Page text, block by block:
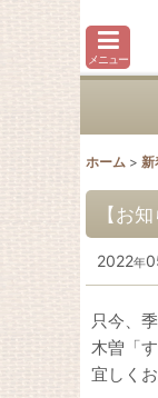
メニュー
ホーム > 新
【お
2022年
只今、
木曽「
宜しく